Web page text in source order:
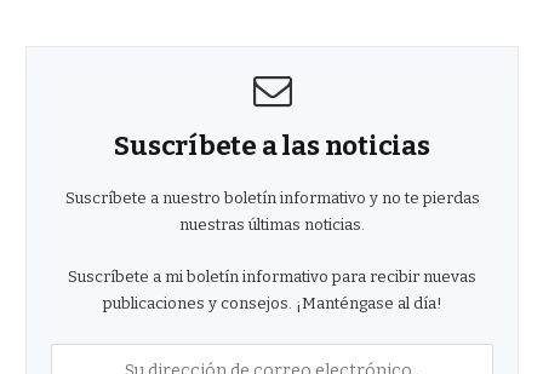
Suscríbete a las noticias
Suscríbete a nuestro boletín informativo y no te pierdas
nuestras últimas noticias.
Suscríbete a mi boletín informativo para recibir nuevas
publicaciones y consejos. ¡Manténgase al día!